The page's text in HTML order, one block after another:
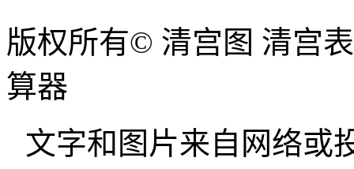
版权所有© 清宫图 清宫
算器
文字和图片来自网络或